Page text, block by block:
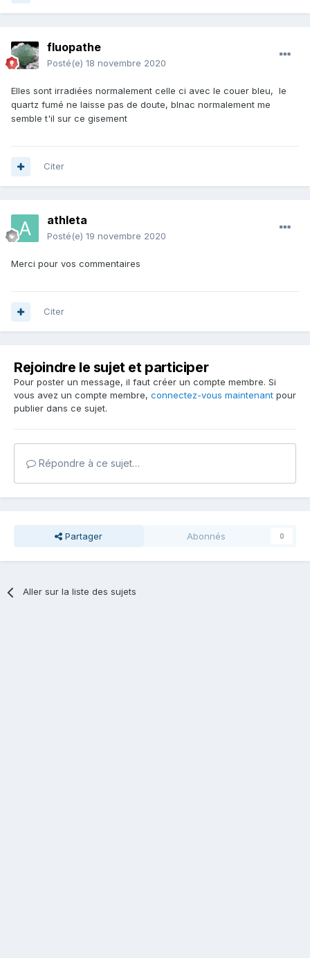
fluopathe
Posté(e) 18 novembre 2020
Elles sont irradiées normalement celle ci avec le couer bleu, le
quartz fumé ne laisse pas de doute, blnac normalement me
semble t'il sur ce gisement
Citer
athleta
Posté(e) 19 novembre 2020
Merci pour vos commentaires
Citer
Rejoindre le sujet et participer
Pour poster un message, il faut créer un compte membre. Si
vous avez un compte membre, connectez-vous maintenant pour
publier dans ce sujet.
Répondre à ce sujet…
Partager Abonnés 0
Aller sur la liste des sujets